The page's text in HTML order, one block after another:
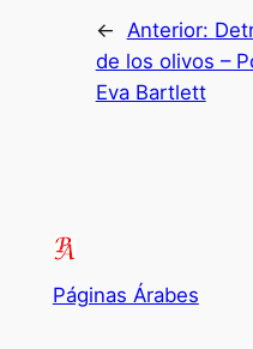
← Anterior:
de los olivos –
Eva Bartlett
Páginas Árabes